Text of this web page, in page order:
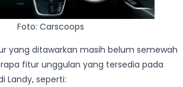
Foto: Carscoops
yang ditawarkan masih belum semewah
fitur unggulan yang tersedia pada
Landy, seperti: